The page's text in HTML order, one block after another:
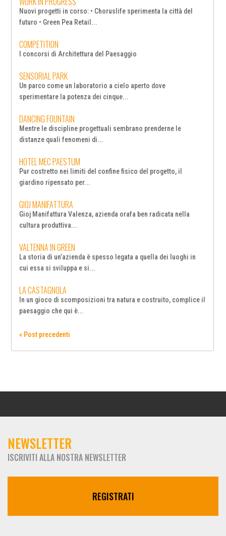
Nuovi progetti in corso: • Choruslife sperimenta la città del
futuro • Green Pea Retail...
COMPETITION
I concorsi di Architettura del Paesaggio
SENSORIAL PARK
Un parco come un laboratorio a cielo aperto dove
sperimentare la potenza dei cinque...
DANCING FOUNTAIN
Mentre le discipline progettuali sembrano prenderne le
distanze quali fenomeni di...
HOTEL MEC PAESTUM
Pur costretto nei limiti del confine fisico del progetto, il
giardino ripensato per...
GIOJ MANIFATTURA
Gioj Manifattura Valenza, azienda orafa ben radicata nella
cultura produttiva...
VALTENNA IN GREEN
La storia di un’azienda è spesso legata a quella dei luoghi in
cui essa si sviluppa e si...
LA CASTAGNOLA
In un gioco di scomposizioni tra natura e costruito, complice il
paesaggio che qui è...
« Post precedenti
NEWSLETTER
ISCRIVITI ALLA NOSTRA NEWSLETTER
REGISTRATI